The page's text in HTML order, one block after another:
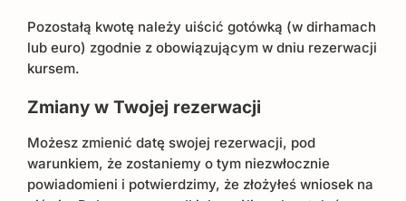
Pozostałą kwotę należy uiścić gotówką (w dirhamach
lub euro) zgodnie z obowiązującym w dniu rezerwacji
kursem.
Zmiany w Twojej rezerwacji
Możesz zmienić datę swojej rezerwacji, pod
warunkiem, że zostaniemy o tym niezwłocznie
powiadomieni i potwierdzimy, że złożyłeś wniosek na